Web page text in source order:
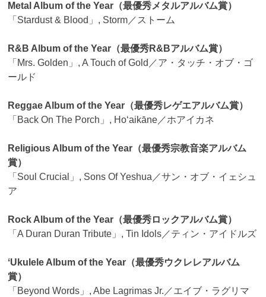
Metal Album of the Year（最優秀メタルアルバム賞）
「Stardust & Blood」, Storm／ストーム
R&B Album of the Year（最優秀R&Bアルバム賞）
「Mrs. Golden」, A Touch of Gold／ア・タッチ・オブ・ゴ
ールド
Reggae Album of the Year（最優秀レゲエアルバム賞）
「Back On The Porch」, Hoʻaikāne／ホアイカネ
Religious Album of the Year（最優秀宗教音楽アルバム
賞）
「Soul Crucial」, Sons Of Yeshua／サン・オブ・イェシュ
ア
Rock Album of the Year（最優秀ロックアルバム賞）
「A Duran Duran Tribute」, Tin Idols／ティン・アイドルズ
ʻUkulele Album of the Year（最優秀ウクレレアルバム
賞）
「Beyond Words」, Abe Lagrimas Jr.／エイブ・ラグリマ